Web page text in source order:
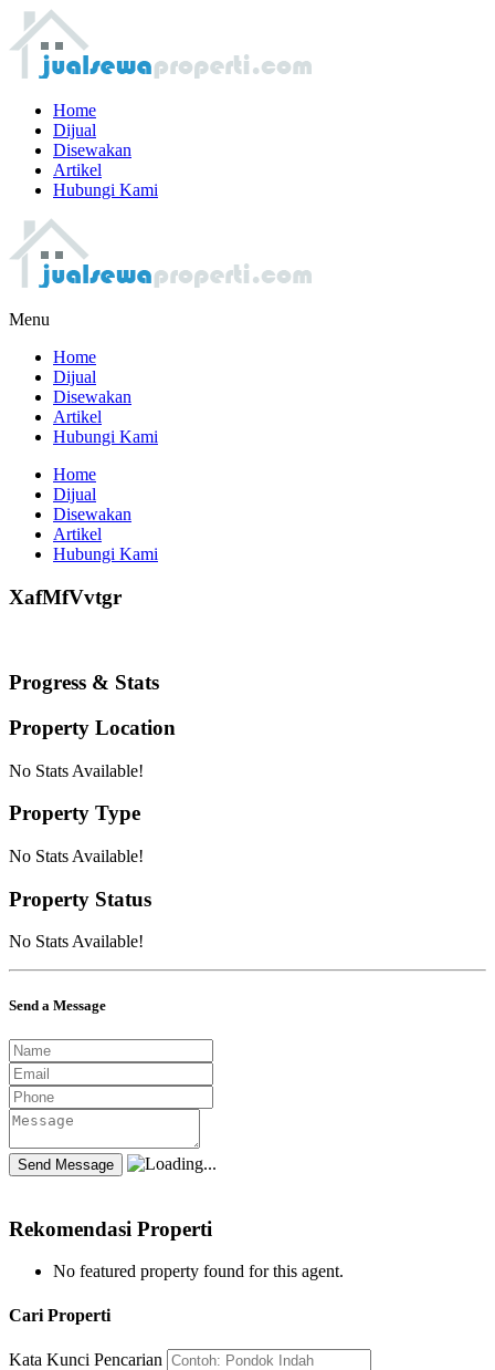
Home
Dijual
Disewakan
Artikel
Hubungi Kami
Menu
Home
Dijual
Disewakan
Artikel
Hubungi Kami
Home
Dijual
Disewakan
Artikel
Hubungi Kami
XafMfVvtgr
Progress & Stats
Property Location
No Stats Available!
Property Type
No Stats Available!
Property Status
No Stats Available!
Send a Message
Rekomendasi Properti
No featured property found for this agent.
Cari Properti
Kata Kunci Pencarian